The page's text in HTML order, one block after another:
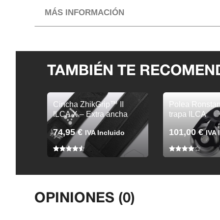
MÁS INFORMACIÓN
TAMBIÉN TE
Cincha ZhikGrip™ II
ILCA X – Extra ancha
74,95€ IVA Incluido
4.50
Polea
trapa ILCA
101,00€ IVA
4.00
OPINIONES (0)